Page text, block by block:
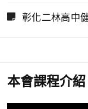
彰化二林高中
本會課程介紹